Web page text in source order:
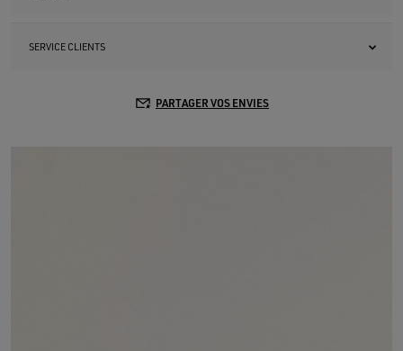
SERVICE CLIENTS
PARTAGER VOS ENVIES